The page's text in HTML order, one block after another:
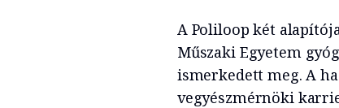
A Poliloop két
Műszaki Egyetem
ismerkedett meg. A
vegyészmérnöki